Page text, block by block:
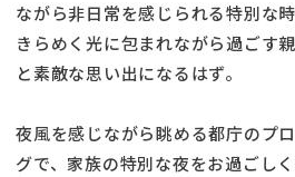
ながら非日常を感じられる特別な時
きらめく光に包まれながら過ごす
と素敵な思い出になるはず。
夜風を感じながら眺める都庁のプ
グで、家族の特別な夜をお過ごしく